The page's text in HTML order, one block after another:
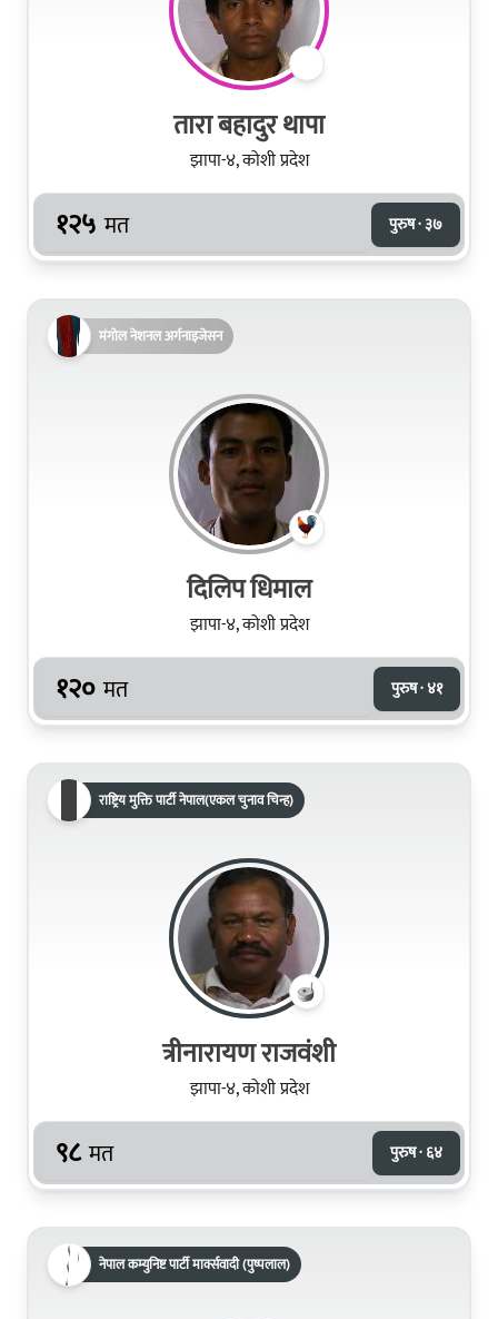
तारा बहादुर थापा
झापा-४, कोशी प्रदेश
१२५ मत पुरुष · ३७
मंगोल नेशनल अर्गनाइजेसन
दिलिप धिमाल
झापा-४, कोशी प्रदेश
१२० मत पुरुष · ४१
राष्ट्रिय मुक्ति पार्टी नेपाल(एकल चुनाव चिन्ह)
त्रीनारायण राजवंशी
झापा-४, कोशी प्रदेश
९८ मत पुरुष · ६४
नेपाल कम्युनिष्ट पार्टी मार्क्सवादी (पुष्पलाल)